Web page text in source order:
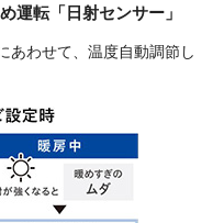
運転「日射センサー」
あわせて、温度自動調節し